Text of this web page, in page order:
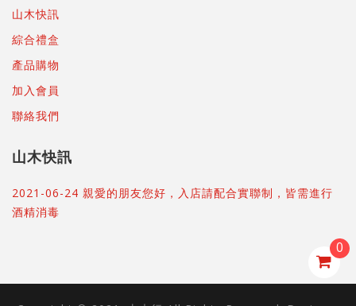
0
山木快訊
綜合禮盒
產品購物
加入會員
聯絡我們
山木快訊
2021-06-24 親愛的朋友您好，入店請配合實聯制，皆需進行
酒精消毒